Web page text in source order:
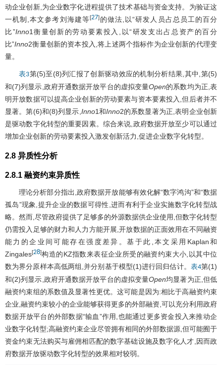
动企业创新,为企业数字化进程提供了技术基础与资金支持。为验证这
一机制,本文参考刘海建等[27]的做法,以“研发人员占总员工的百分
比”Inno1衡量创新的劳动要素投入,以“研发支出占总资产的百分
比”Inno2衡量创新的资本投入,将上述两个指标作为企业创新的代理变
量。
表3第(5)至(8)列汇报了创新驱动效应的机制分析结果,其中,第(5)
和(7)列显示,政府开通数据开放平台的虚拟变量Open的系数均为正,表
明开放数据可以提高企业创新的劳动要素与资本要素投入,但后者并不
显著。第(6)和(8)列显示,Inno1和Inno2的系数显著为正,表明企业创新
是驱动数字化转型的重要因素。综合来说,政府数据开放至少可以通过
增加企业创新的劳动要素投入激发创新活力,促进企业数字化转型。
2.8 异质性分析
2.8.1 融资约束异质性
理论分析部分指出,政府数据开放能够有效化解“数字鸿沟”和“数据
孤岛”现象,提升企业的数据可得性,进而有利于企业实施数字化转型战
略。然而,尽管政府提供了足够多的外源数据供企业使用,但数字化转型
仍需投入足够的财力和人力方能开展,开放数据的正面效用在不同融资
能力的企业间可能存在强度差异。基于此,本文采用Kaplan和
Zingales[28]构造的KZ指数来表征企业所受的融资约束大小,以其中位
数为界分原样本高低两组,并分别基于模型(1)进行回归估计。 表4第(1)
和(2)列显示,政府开通数据开放平台的虚拟变量Open均显著为正,但低
融资约束组的系数值及显著性更优。这可能是因为:相比于高融资约束
企业,融资约束较小的企业能够获得更多的外部融资,可以充分利用政府
数据开放平台的外部数据“输血”作用,也能通过更多资金投入来推动企
业数字化转型;高融资约束企业尽管拥有相同的外部数据源,但可能囿于
资金约束无法购买与雇佣相匹配的数字基础设施及数字化人才,因而政
府数据开放驱动数字化转型的效果相对较弱。